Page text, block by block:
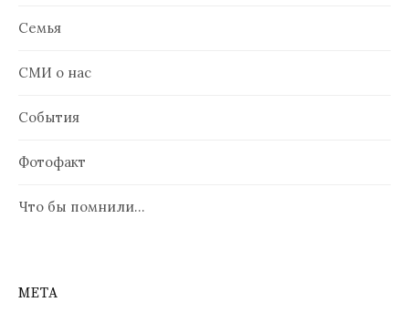
Семья
СМИ о нас
События
Фотофакт
Что бы помнили…
МЕТА